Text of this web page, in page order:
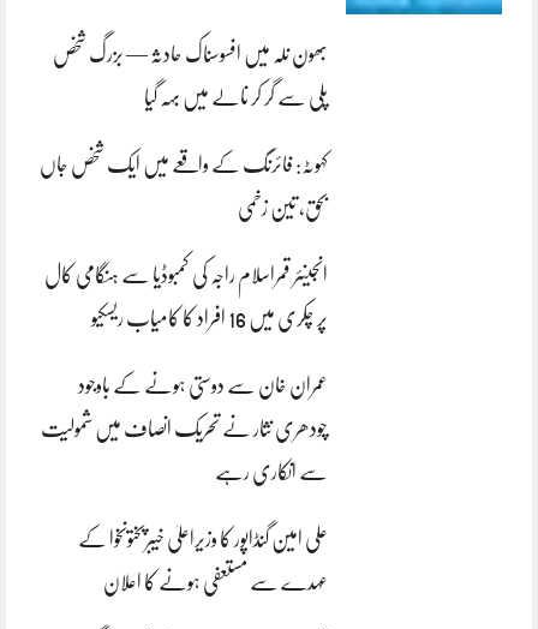
بھون نلہ میں افسوسناک حادثہ — بزرگ شخص
پلی سے گر کر نالے میں بہہ گیا
کہوٹہ: فائرنگ کے واقعے میں ایک شخص جاں
بحق، تین زخمی
انجینئر قمراسلام راجہ کی کمبوڈیا سے ہنگامی کال
پر چکری میں 16 افراد کا کامیاب ریسکیو
عمران خان سے دوستی ہونے کے باوجود
چودھری نثار نے تحریک انصاف میں شمولیت
سے انکاری رہے
علی امین گنڈاپور کا وزیراعلیٰ خیبرپختونخوا کے
عہدے سے مستعفی ہونے کا اعلان